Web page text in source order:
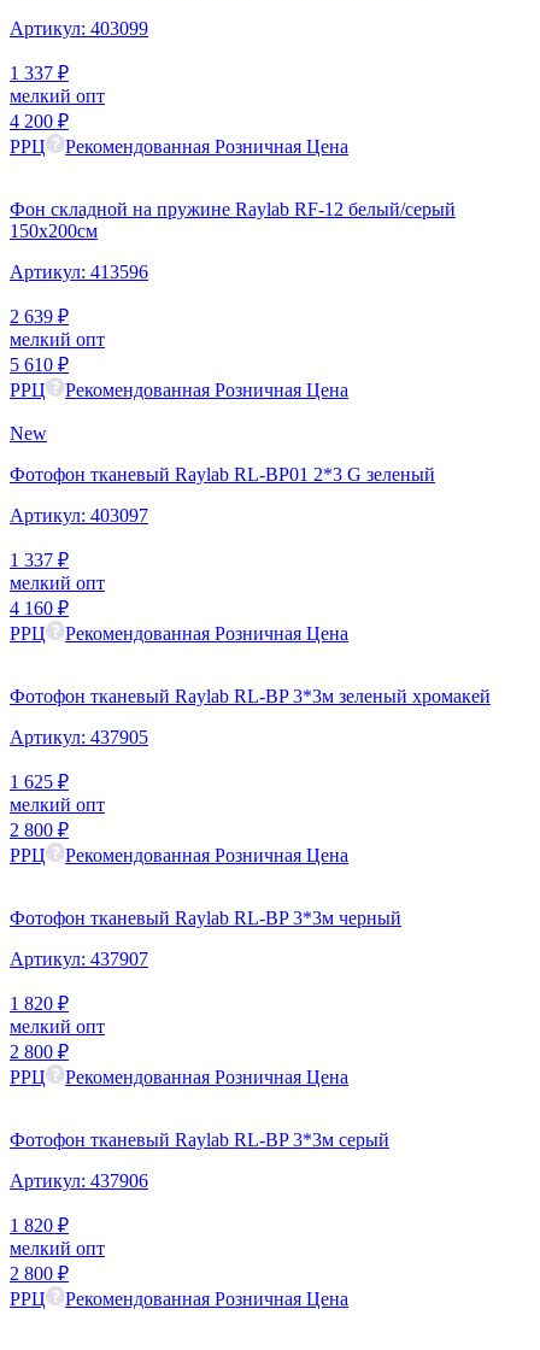
Артикул: 403099
1 337 ₽
мелкий опт
4 200 ₽
РРЦ
Рекомендованная Розничная Цена
Фон складной на пружине Raylab RF-12 белый/серый
150x200см
Артикул: 413596
2 639 ₽
мелкий опт
5 610 ₽
РРЦ
Рекомендованная Розничная Цена
New
Фотофон тканевый Raylab RL-BP01 2*3 G зеленый
Артикул: 403097
1 337 ₽
мелкий опт
4 160 ₽
РРЦ
Рекомендованная Розничная Цена
Фотофон тканевый Raylab RL-BP 3*3м зеленый хромакей
Артикул: 437905
1 625 ₽
мелкий опт
2 800 ₽
РРЦ
Рекомендованная Розничная Цена
Фотофон тканевый Raylab RL-BP 3*3м черный
Артикул: 437907
1 820 ₽
мелкий опт
2 800 ₽
РРЦ
Рекомендованная Розничная Цена
Фотофон тканевый Raylab RL-BP 3*3м серый
Артикул: 437906
1 820 ₽
мелкий опт
2 800 ₽
РРЦ
Рекомендованная Розничная Цена